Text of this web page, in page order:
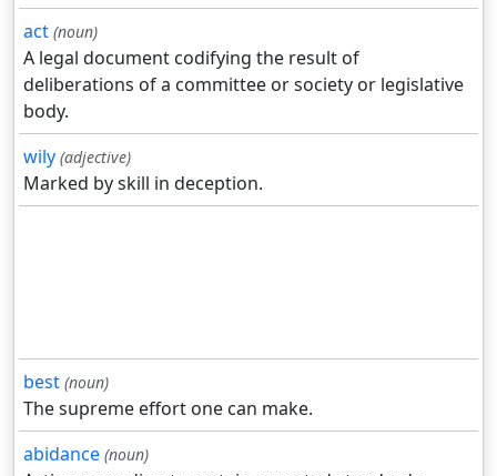
act (noun)
A legal document codifying the result of
deliberations of a committee or society or legislative
body.
wily (adjective)
Marked by skill in deception.
best (noun)
The supreme effort one can make.
abidance (noun)